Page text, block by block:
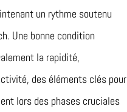
un rythme soutenu
Une bonne condition
la rapidité,
des éléments clés pour
lors des phases cruciales